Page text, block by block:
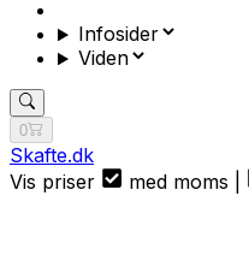
Infosider
Viden
0
Skafte.dk
Vis priser
med moms